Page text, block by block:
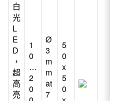
白
光
L
E
D
，
超
高
亮
1
0
…
2
0
Ø
3
m
m
at
7
5
0
x
5
0